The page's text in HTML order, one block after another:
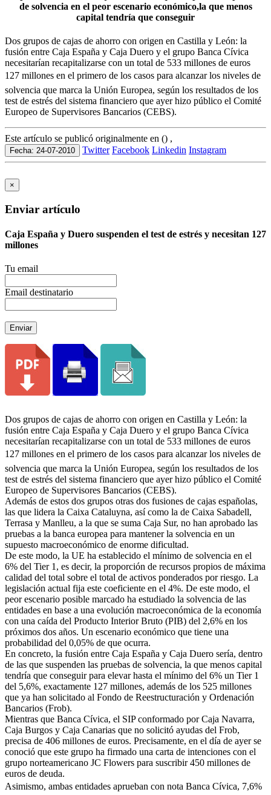
de solvencia en el peor escenario económico,la que menos
capital tendría que conseguir
Dos grupos de cajas de ahorro con origen en Castilla y León: la
fusión entre Caja España y Caja Duero y el grupo Banca Cívica
necesitarían recapitalizarse con un total de 533 millones de euros
127 millones en el primero de los casos para alcanzar los niveles de
solvencia que marca la Unión Europea, según los resultados de los
test de estrés del sistema financiero que ayer hizo público el Comité
Europeo de Supervisores Bancarios (CEBS).
Este artículo se publicó originalmente en () ,
Fecha: 24-07-2010 Twitter Facebook Linkedin Instagram
×
Enviar artículo
Caja España y Duero suspenden el test de estrés y necesitan 127
millones
Tu email
Email destinatario
Enviar
Dos grupos de cajas de ahorro con origen en Castilla y León: la
fusión entre Caja España y Caja Duero y el grupo Banca Cívica
necesitarían recapitalizarse con un total de 533 millones de euros
127 millones en el primero de los casos para alcanzar los niveles de
solvencia que marca la Unión Europea, según los resultados de los
test de estrés del sistema financiero que ayer hizo público el Comité
Europeo de Supervisores Bancarios (CEBS).
Además de estos dos grupos otras dos fusiones de cajas españolas,
las que lidera la Caixa Cataluyna, así como la de Caixa Sabadell,
Terrasa y Manlleu, a la que se suma Caja Sur, no han aprobado las
pruebas a la banca europea para mantener la solvencia en un
supuesto macroeconómico de enorme dificultad.
De este modo, la UE ha establecido el mínimo de solvencia en el
6% del Tier 1, es decir, la proporción de recursos propios de máxima
calidad del total sobre el total de activos ponderados por riesgo. La
legislación actual fija este coeficiente en el 4%. De este modo, el
peor escenario posible marcado ha estudiado la solvencia de las
entidades en base a una evolución macroeconómica de la economía
con una caída del Producto Interior Bruto (PIB) del 2,6% en los
próximos dos años. Un escenario económico que tiene una
probabilidad del 0,05% de que ocurra.
En concreto, la fusión entre Caja España y Caja Duero sería, dentro
de las que suspenden las pruebas de solvencia, la que menos capital
tendría que conseguir para elevar hasta el mínimo del 6% un Tier 1
del 5,6%, exactamente 127 millones, además de los 525 millones
que ya han solicitado al Fondo de Reestructuración y Ordenación
Bancarios (Frob).
Mientras que Banca Cívica, el SIP conformado por Caja Navarra,
Caja Burgos y Caja Canarias que no solicitó ayudas del Frob,
precisa de 406 millones de euros. Precisamente, en el día de ayer se
conoció que este grupo ha firmado una carta de intenciones con el
grupo norteamericano JC Flowers para suscribir 450 millones de
euros de deuda.
Asimismo, ambas entidades aprueban con nota Banca Cívica, 7,6%